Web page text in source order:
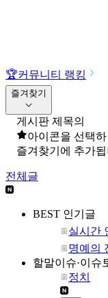
🏆커뮤니티 랭킹
즐겨찾기
게시판 제목의
아이콘을 선택하
즐겨찾기에 추가
전체글
BEST 인기글
실시간
명예의
할말이슈·이슈
정치